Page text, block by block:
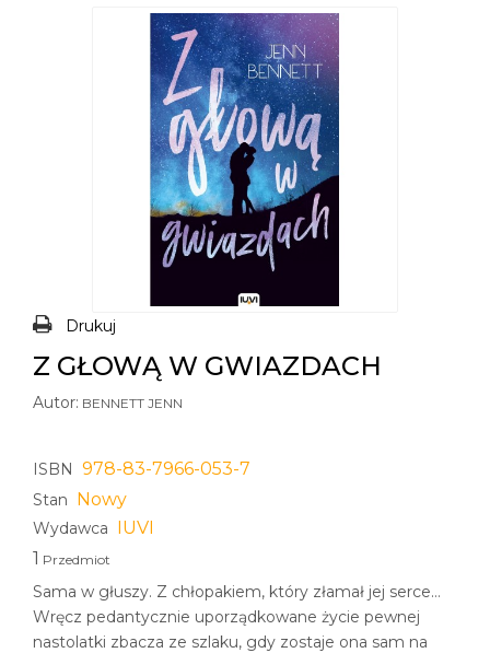
Drukuj
Z GŁOWĄ W GWIAZDACH
Autor: BENNETT JENN
ISBN 978-83-7966-053-7
Stan Nowy
Wydawca IUVI
1 Przedmiot
Sama w głuszy. Z chłopakiem, który złamał jej serce…
Wręcz pedantycznie uporządkowane życie pewnej
nastolatki zbacza ze szlaku, gdy zostaje ona sam na